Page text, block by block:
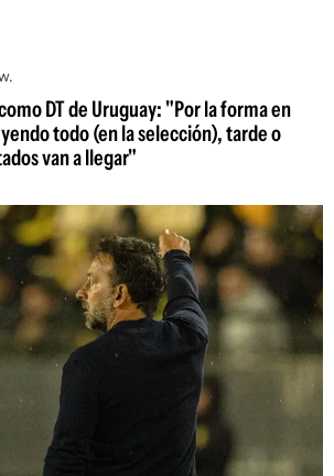
DT de Uruguay: "Por la forma en
todo (en la selección), tarde o
van a llegar"